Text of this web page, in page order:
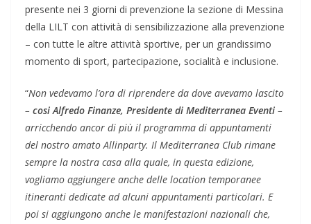
presente nei 3 giorni di prevenzione la sezione di Messina
della LILT con attività di sensibilizzazione alla prevenzione
– con tutte le altre attività sportive, per un grandissimo
momento di sport, partecipazione, socialità e inclusione.
“Non vedevamo l’ora di riprendere da dove avevamo lascito
– cosi Alfredo Finanze, Presidente di Mediterranea Eventi –
arricchendo ancor di più il programma di appuntamenti
del nostro amato Allinparty. Il Mediterranea Club rimane
sempre la nostra casa alla quale, in questa edizione,
vogliamo aggiungere anche delle location temporanee
itineranti dedicate ad alcuni appuntamenti particolari. E
poi si aggiungono anche le manifestazioni nazionali che,